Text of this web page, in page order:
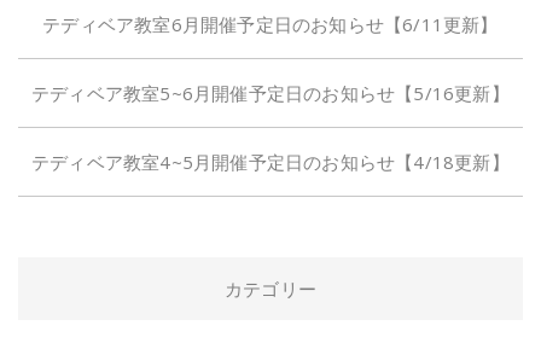
テディベア教室6月開催予定日のお知らせ【6/11更新】
テディベア教室5~6月開催予定日のお知らせ【5/16更新】
テディベア教室4~5月開催予定日のお知らせ【4/18更新】
カテゴリー